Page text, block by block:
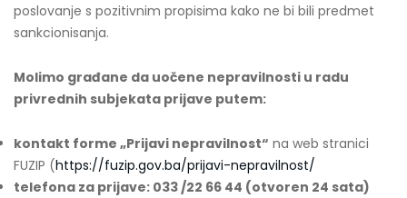
poslovanje s pozitivnim propisima kako ne bi bili predmet
sankcionisanja.
Molimo građane da uočene nepravilnosti u radu
privrednih subjekata prijave putem:
kontakt forme „Prijavi nepravilnost“ na web stranici
FUZIP (https://fuzip.gov.ba/prijavi-nepravilnost/
telefona za prijave: 033 /22 66 44 (otvoren 24 sata)